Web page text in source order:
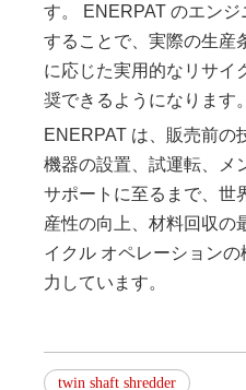
す。 ENERPAT のエン
することで、実際の生産
に応じた実用的なリサイ
奨できるようになります。
ENERPAT は、販売前の
機器の設置、試運転、メ
サポートに至るまで、世
産性の向上、材料回収の
イクル オペレーション
力しています。
twin shaft shredder